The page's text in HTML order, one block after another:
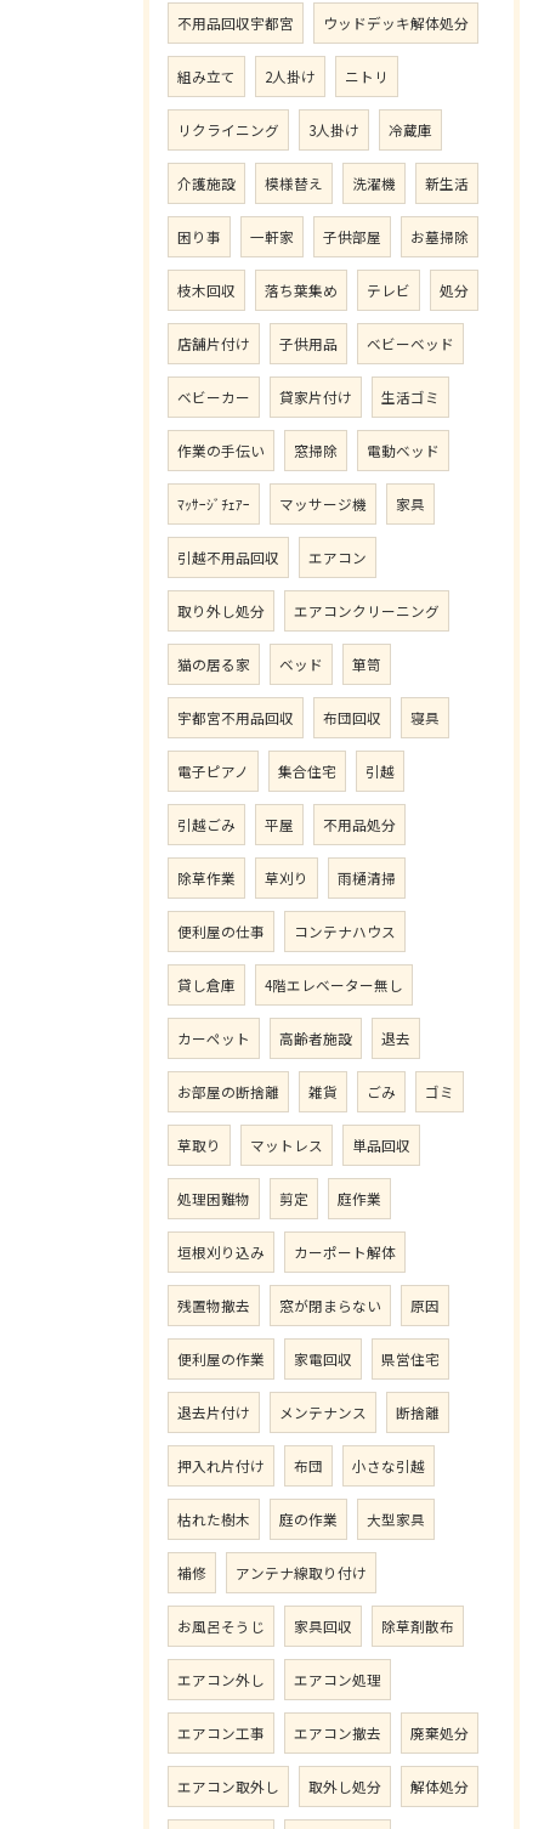
不用品回収宇都宮 ウッドデッキ解体処分
組み立て 2人掛け ニトリ
リクライニング 3人掛け 冷蔵庫
介護施設 模様替え 洗濯機 新生活
困り事 一軒家 子供部屋 お墓掃除
枝木回収 落ち葉集め テレビ 処分
店舗片付け 子供用品 ベビーベッド
ベビーカー 貸家片付け 生活ゴミ
作業の手伝い 窓掃除 電動ベッド
ﾏｯｻｰｼﾞﾁｪｱｰ マッサージ機 家具
引越不用品回収 エアコン
取り外し処分 エアコンクリーニング
猫の居る家 ベッド 箪笥
宇都宮不用品回収 布団回収 寝具
電子ピアノ 集合住宅 引越
引越ごみ 平屋 不用品処分
除草作業 草刈り 雨樋清掃
便利屋の仕事 コンテナハウス
貸し倉庫 4階エレベーター無し
カーペット 高齢者施設 退去
お部屋の断捨離 雑貨 ごみ ゴミ
草取り マットレス 単品回収
処理困難物 剪定 庭作業
垣根刈り込み カーポート解体
残置物撤去 窓が閉まらない 原因
便利屋の作業 家電回収 県営住宅
退去片付け メンテナンス 断捨離
押入れ片付け 布団 小さな引越
枯れた樹木 庭の作業 大型家具
補修 アンテナ線取り付け
お風呂そうじ 家具回収 除草剤散布
エアコン外し エアコン処理
エアコン工事 エアコン撤去 廃棄処分
エアコン取外し 取外し処分 解体処分